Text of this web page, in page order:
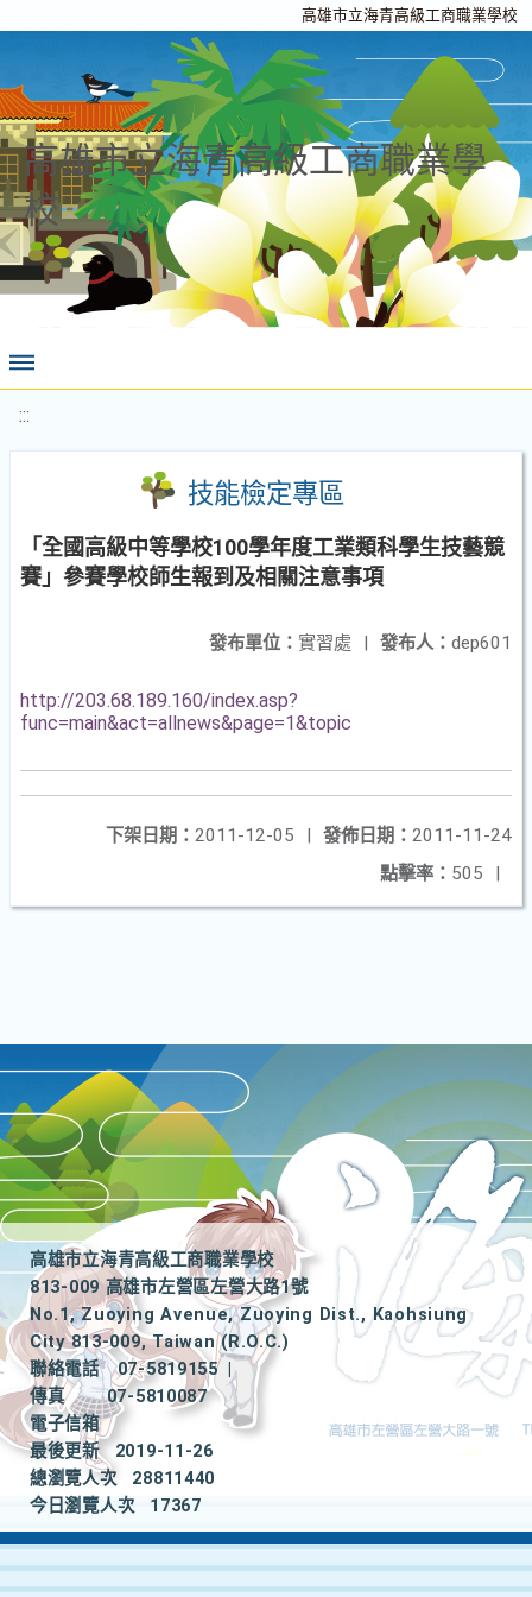
高雄市立海青高級工商職業學校
高雄市立海青高級工商職業學
校
:::
技能檢定專區
「全國高級中等學校100學年度工業類科學生技藝競
賽」參賽學校師生報到及相關注意事項
發布人： dep601
發布單位： 實習處 |
http://203.68.189.160/index.asp?
func=main&act=allnews&page=1&topic
發佈日期： 2011-11-24
下架日期： 2011-12-05
|
點擊率： 505 |
高雄市立海青高級工商職業學校
813-009 高雄市左營區左營大路1號
No.1, Zuoying Avenue, Zuoying Dist., Kaohsiung
City 813-009, Taiwan (R.O.C.)
聯絡電話
07-5819155
|
傳真
07-5810087
電子信箱
最後更新
2019-11-26
總瀏覽人次
28811440
今日瀏覽人次
17367